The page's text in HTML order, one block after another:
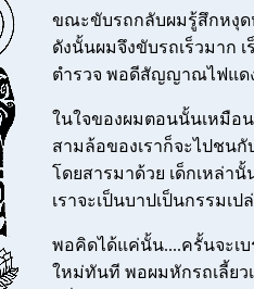
ขณะขับรถกลับผมรู้สึกหงุด
ดังนั้นผมจึงขับรถเร็วมาก
ตำรวจ พอดีสัญญาณไฟแ
ในใจของผมตอนนั้นเหมือ
สามล้อของเราก็จะไปชน
โดยสารมาด้วย เด็กเหล่านั้
เราจะเป็นบาปเป็นกรรมเป
พอคิดได้แค่นั้น....ครั้นจะเ
ใหม่ทันที พอผมหักรถเลี้ยว